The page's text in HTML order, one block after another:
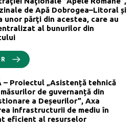
de Apă Dobrogea–Litoral și
unor părţi din acestea, care au
al bunurilor din
– Proiectul „Asistență tehnică
de guvernanță din
a Deșeurilor”, Axa
infrastructurii de mediu în
eficient al resurselor